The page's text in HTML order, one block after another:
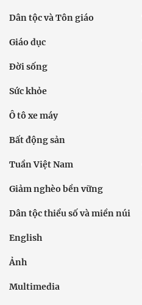
Dân tộc và Tôn giáo
Giáo dục
Đời sống
Sức khỏe
Ô tô xe máy
Bất động sản
Tuần Việt Nam
Giảm nghèo bền vững
Dân tộc thiểu số và miền núi
English
Ảnh
Multimedia